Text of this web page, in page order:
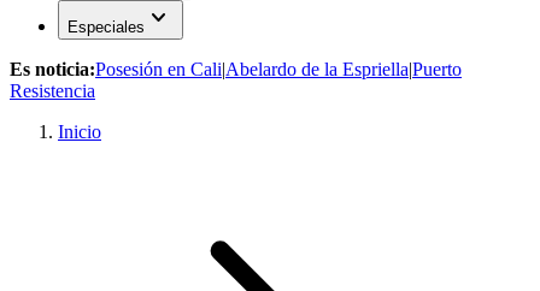
Especiales expand_more
Es noticia:Posesión en Cali|Abelardo de la Espriella|Puerto
Resistencia
Inicio